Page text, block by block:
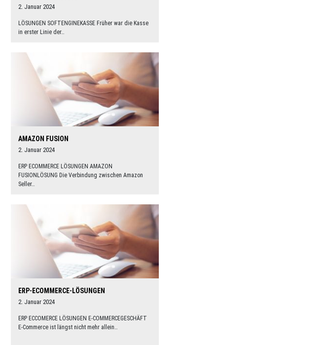
2. Januar 2024
LÖSUNGEN SOFTENGINEKASSE Früher war die Kasse
in erster Linie der…
AMAZON FUSION
2. Januar 2024
ERP ECOMMERCE LÖSUNGEN AMAZON
FUSIONLÖSUNG Die Verbindung zwischen Amazon
Seller…
ERP-ECOMMERCE-LÖSUNGEN
2. Januar 2024
ERP ECCOMERCE LÖSUNGEN E-COMMERCEGESCHÄFT
E-Commerce ist längst nicht mehr allein…